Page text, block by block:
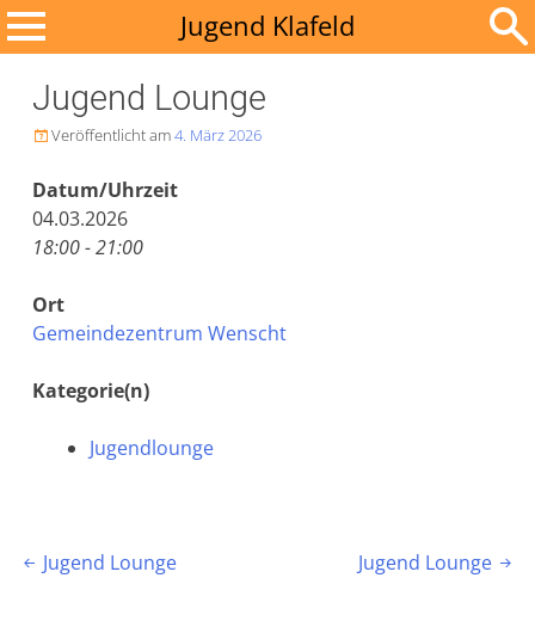
Zum
Inhalt
Jugend Klafeld
Jugend Lounge
Veröffentlicht am4. März 2026
Datum/Uhrzeit
04.03.2026
18:00 - 21:00
Ort
Gemeindezentrum Wenscht
Kategorie(n)
Jugendlounge
Beitragsnavigation
 Jugend Lounge Jugend Lounge 